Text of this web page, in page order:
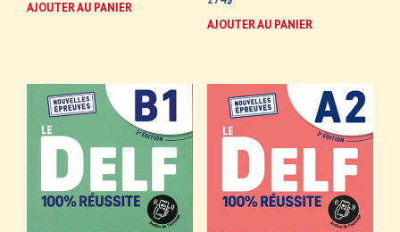
AJOUTER AU PANIER
AJOUTER AU PANIER